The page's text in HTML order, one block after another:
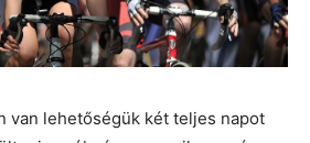
van lehetőségük két teljes napot